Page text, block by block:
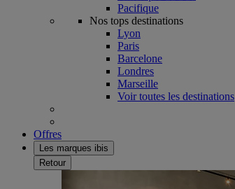
Pacifique
Nos tops destinations
Lyon
Paris
Barcelone
Londres
Marseille
Voir toutes les destinations
Offres
Les marques ibis
Retour